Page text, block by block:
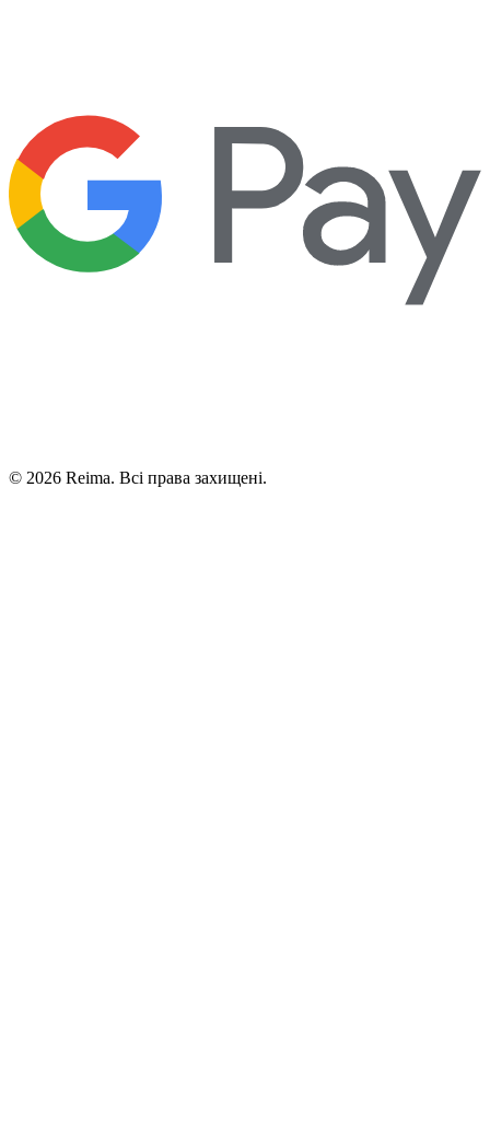
© 2026 Reima. Всі права захищені.